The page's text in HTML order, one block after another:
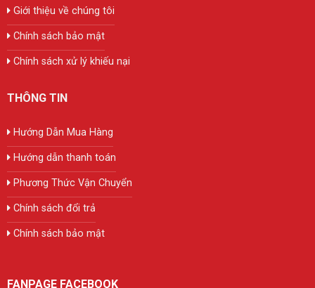
Giới thiệu về chúng tôi
Chính sách bảo mật
Chính sách xử lý khiếu nại
THÔNG TIN
Hướng Dẫn Mua Hàng
Hướng dẫn thanh toán
Phương Thức Vận Chuyển
Chính sách đổi trả
Chính sách bảo mật
FANPAGE FACEBOOK